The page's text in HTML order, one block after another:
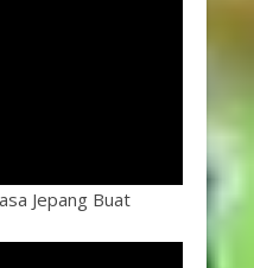
Jepang Buat